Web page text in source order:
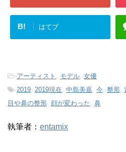
B! はてブ
-アーティスト モデル 女優
-2019 2019現在 中島美嘉 今 整形
目や鼻の整形 顔が変わった 鼻
執筆者： entamix